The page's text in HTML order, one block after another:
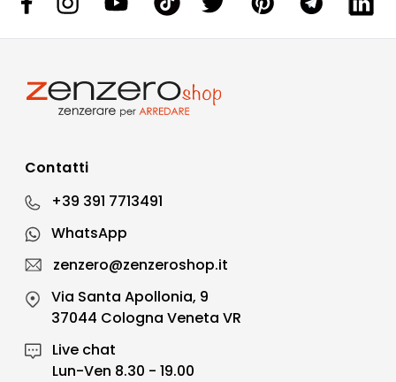
Contatti
+39 391 7713491
WhatsApp
zenzero@zenzeroshop.it
Via Santa Apollonia, 9
37044 Cologna Veneta VR
Live chat
Lun-Ven 8.30 - 19.00